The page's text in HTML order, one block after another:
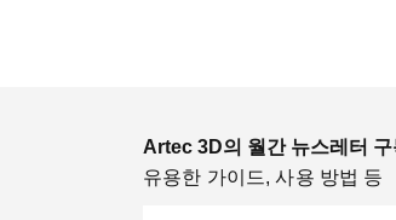
Artec 3D의 월간 뉴스레터 구
유용한 가이드, 사용 방법 등